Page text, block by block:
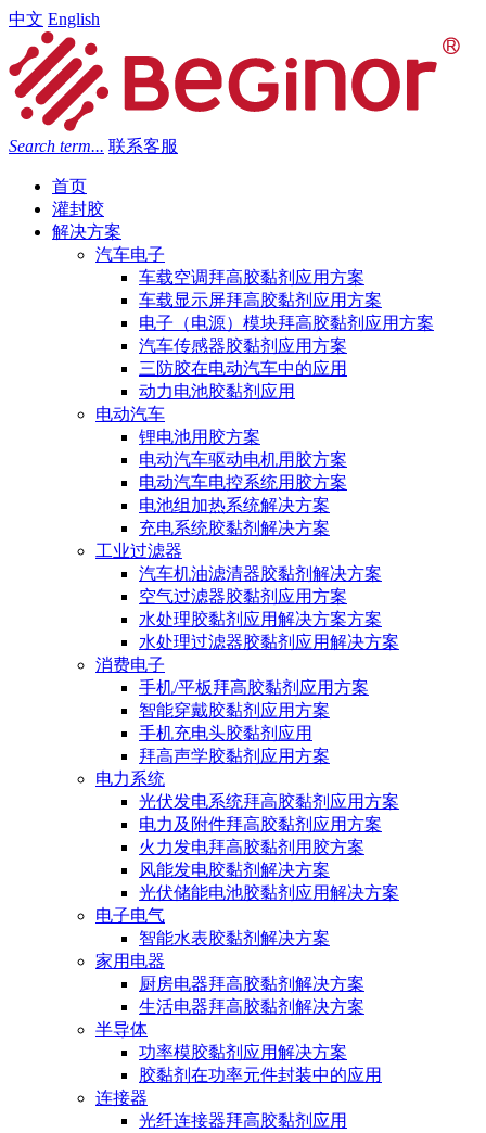
中文 English
Search term... 联系客服
首页
灌封胶
解决方案
汽车电子
车载空调拜高胶黏剂应用方案
车载显示屏拜高胶黏剂应用方案
电子（电源）模块拜高胶黏剂应用方案
汽车传感器胶黏剂应用方案
三防胶在电动汽车中的应用
动力电池胶黏剂应用
电动汽车
锂电池用胶方案
电动汽车驱动电机用胶方案
电动汽车电控系统用胶方案
电池组加热系统解决方案
充电系统胶黏剂解决方案
工业过滤器
汽车机油滤清器胶黏剂解决方案
空气过滤器胶黏剂应用方案
水处理胶黏剂应用解决方案方案
水处理过滤器胶黏剂应用解决方案
消费电子
手机/平板拜高胶黏剂应用方案
智能穿戴胶黏剂应用方案
手机充电头胶黏剂应用
拜高声学胶黏剂应用方案
电力系统
光伏发电系统拜高胶黏剂应用方案
电力及附件拜高胶黏剂应用方案
火力发电拜高胶黏剂用胶方案
风能发电胶黏剂解决方案
光伏储能电池胶黏剂应用解决方案
电子电气
智能水表胶黏剂解决方案
家用电器
厨房电器拜高胶黏剂解决方案
生活电器拜高胶黏剂解决方案
半导体
功率模胶黏剂应用解决方案
胶黏剂在功率元件封装中的应用
连接器
光纤连接器拜高胶黏剂应用